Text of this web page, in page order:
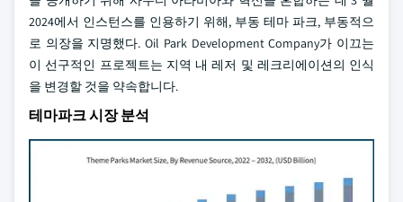
2024에서 인스턴스를 인용하기 위해, 부동 테마 파크, 부동적으
로 의장을 지명했다. Oil Park Development Company가 이끄는
이 선구적인 프로젝트는 지역 내 레저 및 레크리에이션의 인식
을 변경할 것을 약속합니다.
테마파크 시장 분석